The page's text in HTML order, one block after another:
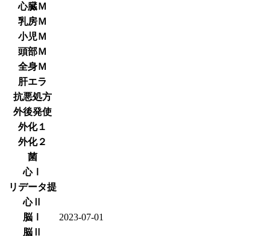
心臓Ｍ
乳房Ｍ
小児Ｍ
頭部Ｍ
全身Ｍ
肝エラ
抗悪処方
外後発使
外化１
外化２
菌
心Ⅰ
リデータ提
心Ⅱ
脳Ⅰ
2023-07-01
脳Ⅱ